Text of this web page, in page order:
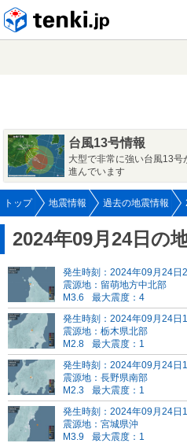
台風13号情報
大型で非常に強い台風13
進んでいます
トップ 地震情報 過去の地震情報
2024年09月24日の
発生時刻：2024年09月24日
震源地：留萌地方中北部
M3.6
最大震度：4
発生時刻：2024年09月24日
震源地：栃木県北部
M2.8
最大震度：1
発生時刻：2024年09月24日
震源地：長野県南部
M2.3
最大震度：1
発生時刻：2024年09月24日
震源地：宮城県沖
M3.9
最大震度：1